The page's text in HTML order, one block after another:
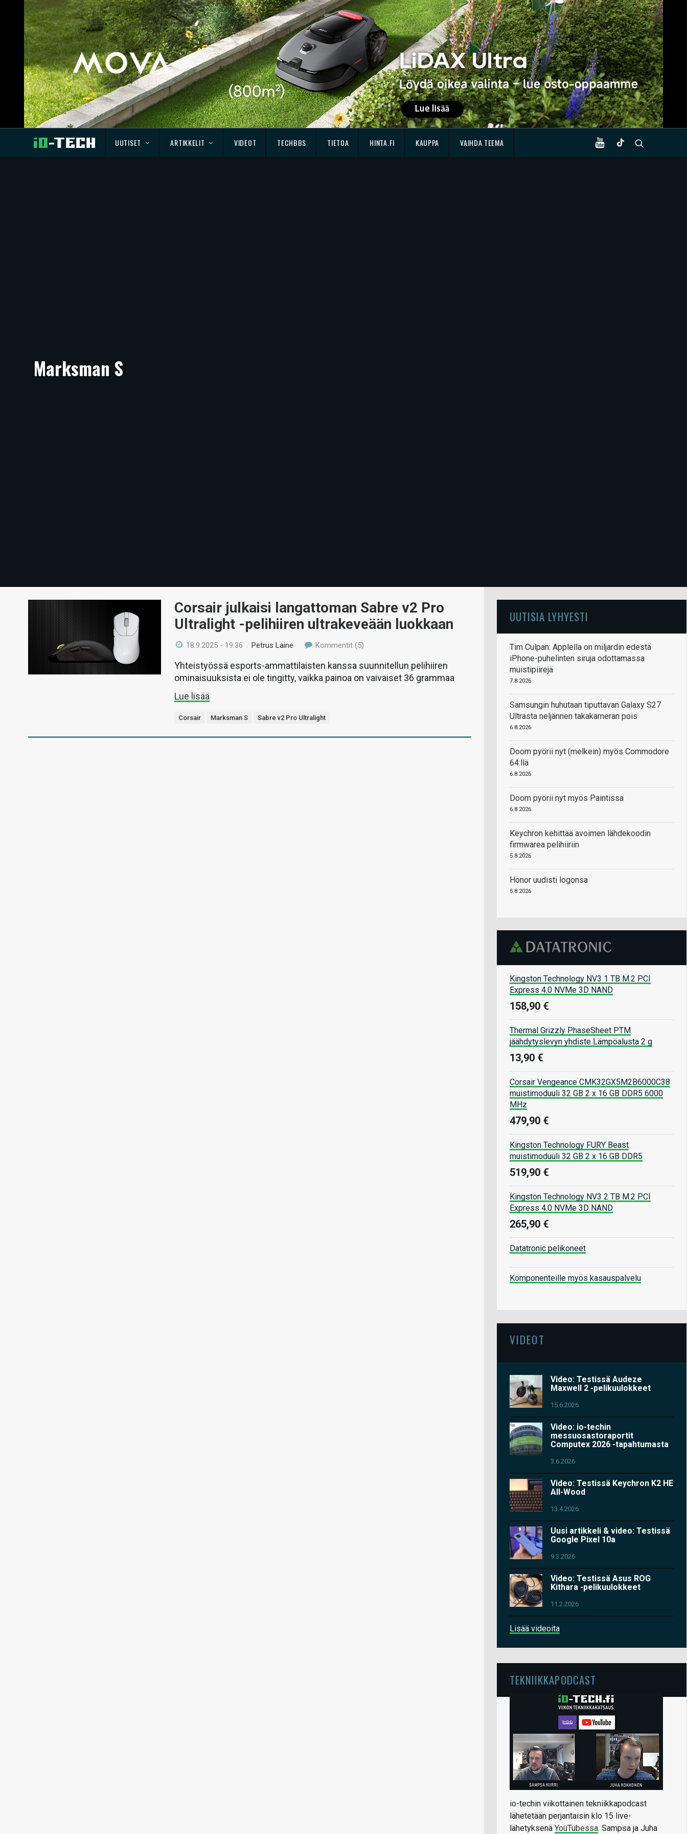
UUTISET ARTIKKELIT VIDEOT TECHBBS TIETOA HINTA.FI KAUPPA VAIHDA TEEMA
Marksman S
Corsair julkaisi langattoman Sabre v2 Pro
Ultralight -pelihiiren ultrakeveään luokkaan
18.9.2025 - 19:36 /Petrus Laine Kommentit (5)
Yhteistyössä esports-ammattilaisten kanssa suunnitellun pelihiiren
ominaisuuksista ei ole tingitty, vaikka painoa on vaivaiset 36 grammaa
Lue lisää
Corsair Marksman S Sabre v2 Pro Ultralight
UUTISIA LYHYESTI
Tim Culpan: Applella on miljardin edestä
iPhone-puhelinten siruja odottamassa
muistipiirejä
7.8.2026
Samsungin huhutaan tiputtavan Galaxy S27
Ultrasta neljännen takakameran pois
6.8.2026
Doom pyörii nyt (melkein) myös Commodore
64:llä
6.8.2026
Doom pyörii nyt myös Paintissa
6.8.2026
Keychron kehittää avoimen lähdekoodin
firmwarea pelihiiriin
5.8.2026
Honor uudisti logonsa
5.8.2026
Kingston Technology NV3 1 TB M.2 PCI
Express 4.0 NVMe 3D NAND
158,90 €
Thermal Grizzly PhaseSheet PTM
jäähdytyslevyn yhdiste Lämpöalusta 2 g
13,90 €
Corsair Vengeance CMK32GX5M2B6000C38
muistimoduuli 32 GB 2 x 16 GB DDR5 6000
MHz
479,90 €
Kingston Technology FURY Beast
muistimoduuli 32 GB 2 x 16 GB DDR5
519,90 €
Kingston Technology NV3 2 TB M.2 PCI
Express 4.0 NVMe 3D NAND
265,90 €
Datatronic pelikoneet
Komponenteille myös kasauspalvelu
VIDEOT
Video: Testissä Audeze
Maxwell 2 -pelikuulokkeet
15.6.2026
Video: io-techin
messuosastoraportit
Computex 2026 -tapahtumasta
3.6.2026
Video: Testissä Keychron K2 HE
All-Wood
13.4.2026
Uusi artikkeli & video: Testissä
Google Pixel 10a
9.3.2026
Video: Testissä Asus ROG
Kithara -pelikuulokkeet
11.2.2026
Lisää videoita
TEKNIIKKAPODCAST
io-techin viikottainen tekniikkapodcast
lähetetään perjantaisin klo 15 live-
lähetyksenä YouTubessa. Sampsa ja Juha